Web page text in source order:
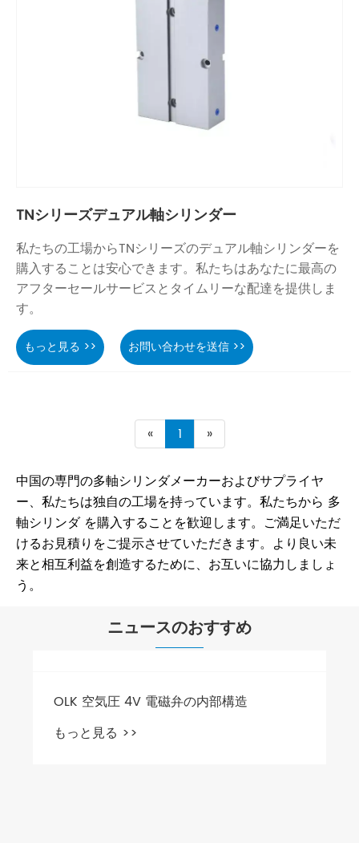
TNシリーズデュアル軸シリンダー
私たちの工場からTNシリーズのデュアル軸シリンダーを
購入することは安心できます。私たちはあなたに最高の
アフターセールサービスとタイムリーな配達を提供しま
す。
もっと見る >> お問い合わせを送信 >>
« 1 »
中国の専門の多軸シリンダメーカーおよびサプライヤ
ー、私たちは独自の工場を持っています。私たちから 多
軸シリンダ を購入することを歓迎します。ご満足いただ
けるお見積りをご提示させていただきます。より良い未
来と相互利益を創造するために、お互いに協力しましょ
う。
ニュースのおすすめ